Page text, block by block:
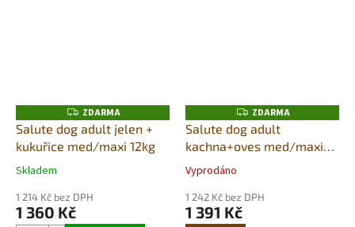
Z
D
A
R
ZDARMA
Salute dog adult jelen +
kukuřice med/maxi 12kg
Průměrné
produktu
je
Skladem
1 214 Kč bez DPH
1 360 Kč
Z
D
A
R
ZDARMA
Salute dog adult
kachna+oves med­/maxi
Průměrné
produktu
je
Vyprodáno
1 242 Kč bez DPH
1 391 Kč